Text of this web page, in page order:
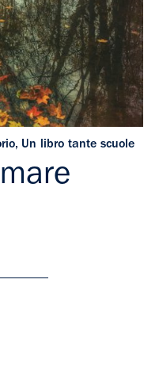
, Un libro tante scuole